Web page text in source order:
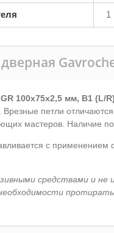
1
100x75x2,5 мм, B1 (L/
Врезные петли
мастеров. Наличие
с
средствами и не
протирать